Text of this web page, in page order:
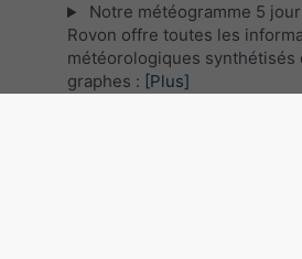
Notre météogramme 5
Rovon offre toutes les
météorologiques synthétisés
graphes : [Plus]